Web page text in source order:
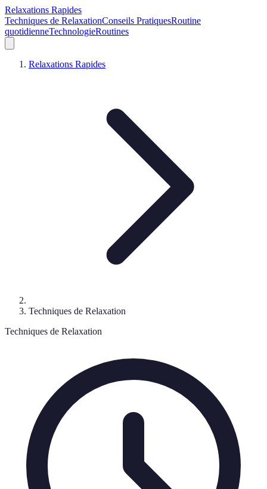
Relaxations Rapides
Techniques de RelaxationConseils PratiquesRoutine
quotidienneTechnologieRoutines
Relaxations Rapides
Techniques de Relaxation
Techniques de Relaxation